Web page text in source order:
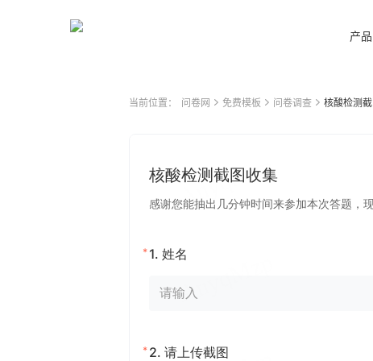
产品
当前位置： 问卷网 免费模板 问卷调查 核酸检测